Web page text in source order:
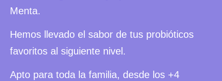
Menta.
Hemos llevado el sabor de tus probióticos
favoritos al siguiente nivel.
Apto para toda la familia, desde los +4